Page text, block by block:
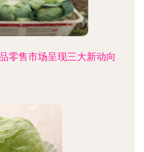
零售市场呈现三大新动向